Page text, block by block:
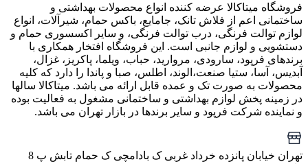
فروشگاه میتاکالا عرضه کننده انواع محصولات بهداشتی و
ساختمانی اعم از فلاش تانک، جامایع، باکس حمام، شیرآلات، انواع
لوازم توالت فرنگی، درب توالت فرنگی، و سایر اکسسوری حمام و
دستشویی و لوازم جانبی است. این فروشگاه افتخار همکاری با
برندهای فرپود، سارودی، مروارید، حباب، ویلما، پاکریز، غزال،
آبدیس، آسا، ستیا صنعت،الوند، اطلس، صبا و پاندا را دارد که کلیه
محصولات به صورت تک و عمده قابل ارائه می باشد. میتاکالا سالها
در زمینه پخش لوازم بهداشتی و ساختمانی مشغول به فعالیت بوده
و نماینده شرکت فرپود و سایر برندها در بازار تهران می باشد.
تهران خیابان پانزده خرداد غربی ک بادامچی ک حمام تابش پ 8